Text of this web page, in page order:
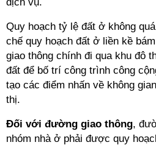
Quy hoạch tỷ lệ đất ở không
chế quy hoạch đất ở liền kề
giao thông chính đi qua khu đô
đất để bố trí công trình công
tạo các điểm nhấn về không
thị.
Đối với đường giao thông,
nhóm nhà ở phải được quy